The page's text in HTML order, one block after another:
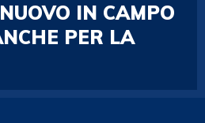
IN CAMPO
PER LA